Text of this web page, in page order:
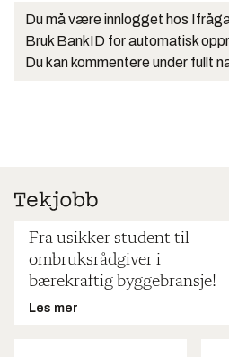
Du må være innlogget hos
Bruk BankID for automatisk
Du kan kommentere under fullt
Fra usikker student til
ombruksrådgiver i
bærekraftig byggebransje!
Les mer